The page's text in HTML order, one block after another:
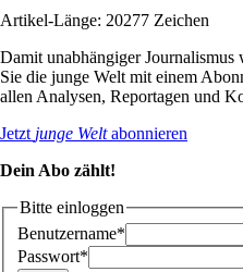
Artikel-Länge: 20277 Zeichen
Damit unabhängiger
Sie die junge Welt mit einem
allen Analysen, Reportagen und
Jetzt junge Weltabonnieren
Dein Abo zählt!
Bitte einloggen
Benutzername*
Passwort*